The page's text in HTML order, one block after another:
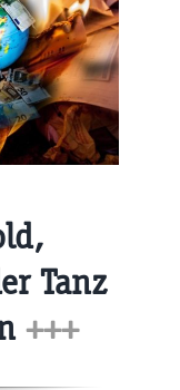
Tanz
+++